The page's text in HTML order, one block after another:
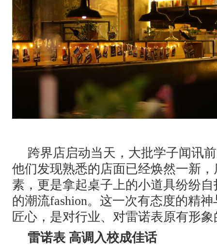
跨界店启动当天，大批学子闻讯
他们发现熟悉的店面已经焕然一新
素，更是拿起桌子上的小道具纷纷
的潮流fashion。这一次有态度的精
匠心，是对行业、对雷诺表原有形
雷诺表 高调入校成佳话